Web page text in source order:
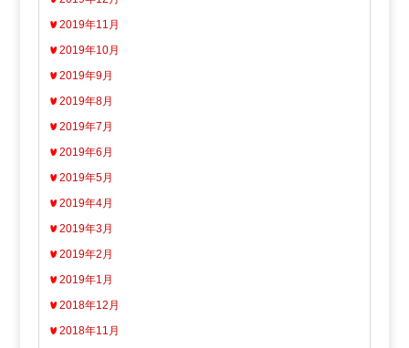
2019年11月
2019年10月
2019年9月
2019年8月
2019年7月
2019年6月
2019年5月
2019年4月
2019年3月
2019年2月
2019年1月
2018年12月
2018年11月